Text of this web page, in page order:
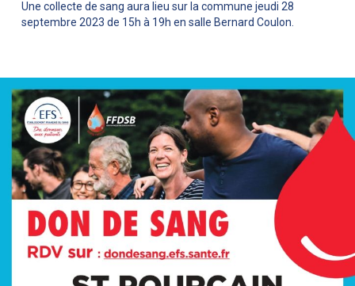
Une collecte de sang aura lieu sur la commune jeudi 28
septembre 2023 de 15h à 19h en salle Bernard Coulon.